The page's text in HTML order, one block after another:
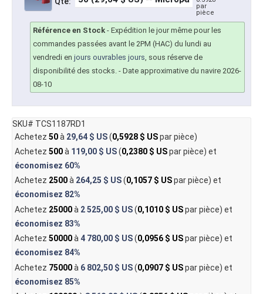
par
pièce
Référence en Stock - Expédition le jour même pour les
commandes passées avant le 2PM (HAC) du lundi au
vendredi en jours ouvrables jours, sous réserve de
disponibilité des stocks. - Date approximative du navire 2026-
08-10
SKU# TCS1187RD1
Achetez 50à 29,64 $ US(0,5928 $ USpar pièce)
Achetez 500à 119,00 $ US(0,2380 $ USpar pièce) et
économisez 60%
Achetez 2500à 264,25 $ US(0,1057 $ USpar pièce) et
économisez 82%
Achetez 25000à 2 525,00 $ US(0,1010 $ USpar pièce) et
économisez 83%
Achetez 50000à4 780,00 $ US(0,0956 $ USpar pièce) et
économisez 84%
Achetez 75000à 6 802,50 $ US(0,0907 $ USpar pièce) et
économisez 85%